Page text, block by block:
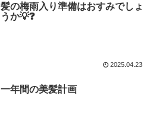
髪の梅雨入り準備はおすみでしょ
うか💡❓
2025.04.23
一年間の美髪計画